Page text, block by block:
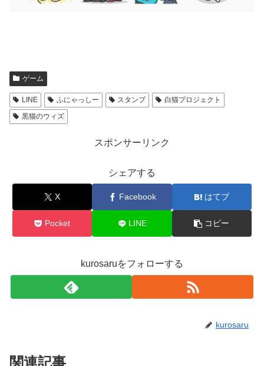
ゲーム
LINE ふにゃっしー スタンプ
白猫プロジェクト
黒猫のウィズ
スポンサーリンク
シェアする
X Facebook はてブ
Pocket LINE コピー
kurosaruをフォローする
kurosaru
関連記事